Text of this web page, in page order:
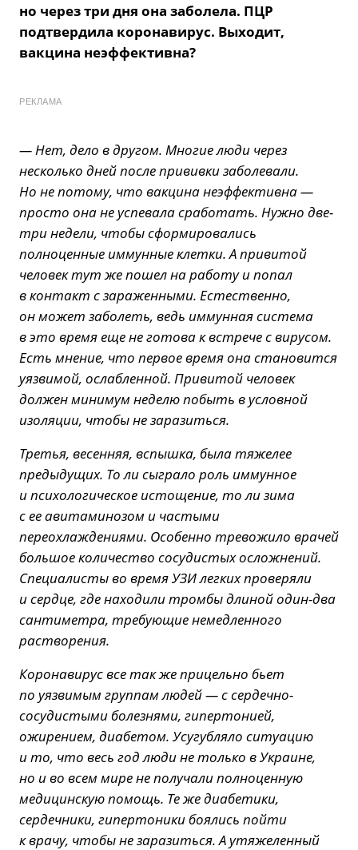
но через три дня она заболела. ПЦР
подтвердила коронавирус. Выходит,
вакцина неэффективна?
РЕКЛАМА
— Нет, дело в другом. Многие люди через
несколько дней после прививки заболевали.
Но не потому, что вакцина неэффективна —
просто она не успевала сработать. Нужно две-
три недели, чтобы сформировались
полноценные иммунные клетки. А привитой
человек тут же пошел на работу и попал
в контакт с зараженными. Естественно,
он может заболеть, ведь иммунная система
в это время еще не готова к встрече с вирусом.
Есть мнение, что первое время она становится
уязвимой, ослабленной. Привитой человек
должен минимум неделю побыть в условной
изоляции, чтобы не заразиться.
Третья, весенняя, вспышка, была тяжелее
предыдущих. То ли сыграло роль иммунное
и психологическое истощение, то ли зима
с ее авитаминозом и частыми
переохлаждениями. Особенно тревожило врачей
большое количество сосудистых осложнений.
Специалисты во время УЗИ легких проверяли
и сердце, где находили тромбы длиной один-два
сантиметра, требующие немедленного
растворения.
Коронавирус все так же прицельно бьет
по уязвимым группам людей — с сердечно-
сосудистыми болезнями, гипертонией,
ожирением, диабетом. Усугубляло ситуацию
и то, что весь год люди не только в Украине,
но и во всем мире не получали полноценную
медицинскую помощь. Те же диабетики,
сердечники, гипертоники боялись пойти
к врачу, чтобы не заразиться. А утяжеленный